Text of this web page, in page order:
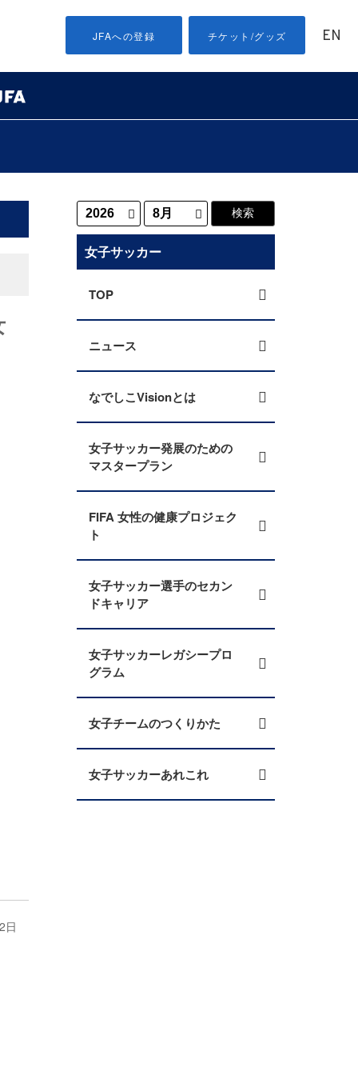
JFAへの登録 チケット/グッズ EN
日
女子サッカー
TOP
ニュース
なでしこVisionとは
女子サッカー発展のための
マスタープラン
FIFA 女性の健康プロジェク
ト
女子サッカー選手のセカン
ドキャリア
女子サッカーレガシープロ
グラム
女子チームのつくりかた
女子サッカーあれこれ